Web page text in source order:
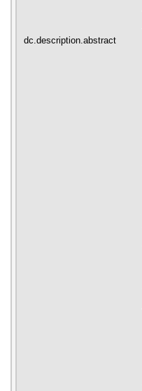
dc.description.abstract